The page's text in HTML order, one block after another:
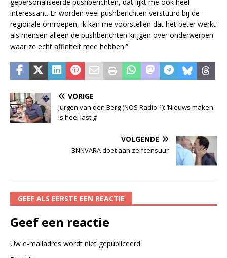
interessant. Er worden veel pushberichten verstuurd bij de
regionale omroepen, ik kan me voorstellen dat het beter werkt
als mensen alleen de pushberichten krijgen over onderwerpen
waar ze echt affiniteit mee hebben.”
VORIGE
Jurgen van den Berg (NOS Radio 1): ‘Nieuws maken
is heel lastig’
VOLGENDE
BNNVARA doet aan zelfcensuur
GEEF ALS EERSTE EEN REACTIE
Geef een reactie
Uw e-mailadres wordt niet gepubliceerd.